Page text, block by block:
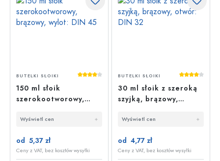
Średnia ocena 4 z 5 gwiazdek
BUTELKI SŁOIKI
150 ml słoik
szerokootworowy,
Wyświetl cen
od 5,37 zł
Ceny z VAT, bez kosztów wysyłki
Średnia
BUTELKI SŁOIKI
30 ml słoik z szeroką
szyjką, brązowy,
Wyświetl cen
od 4,77 zł
Ceny z VAT, bez kosztów wysyłki